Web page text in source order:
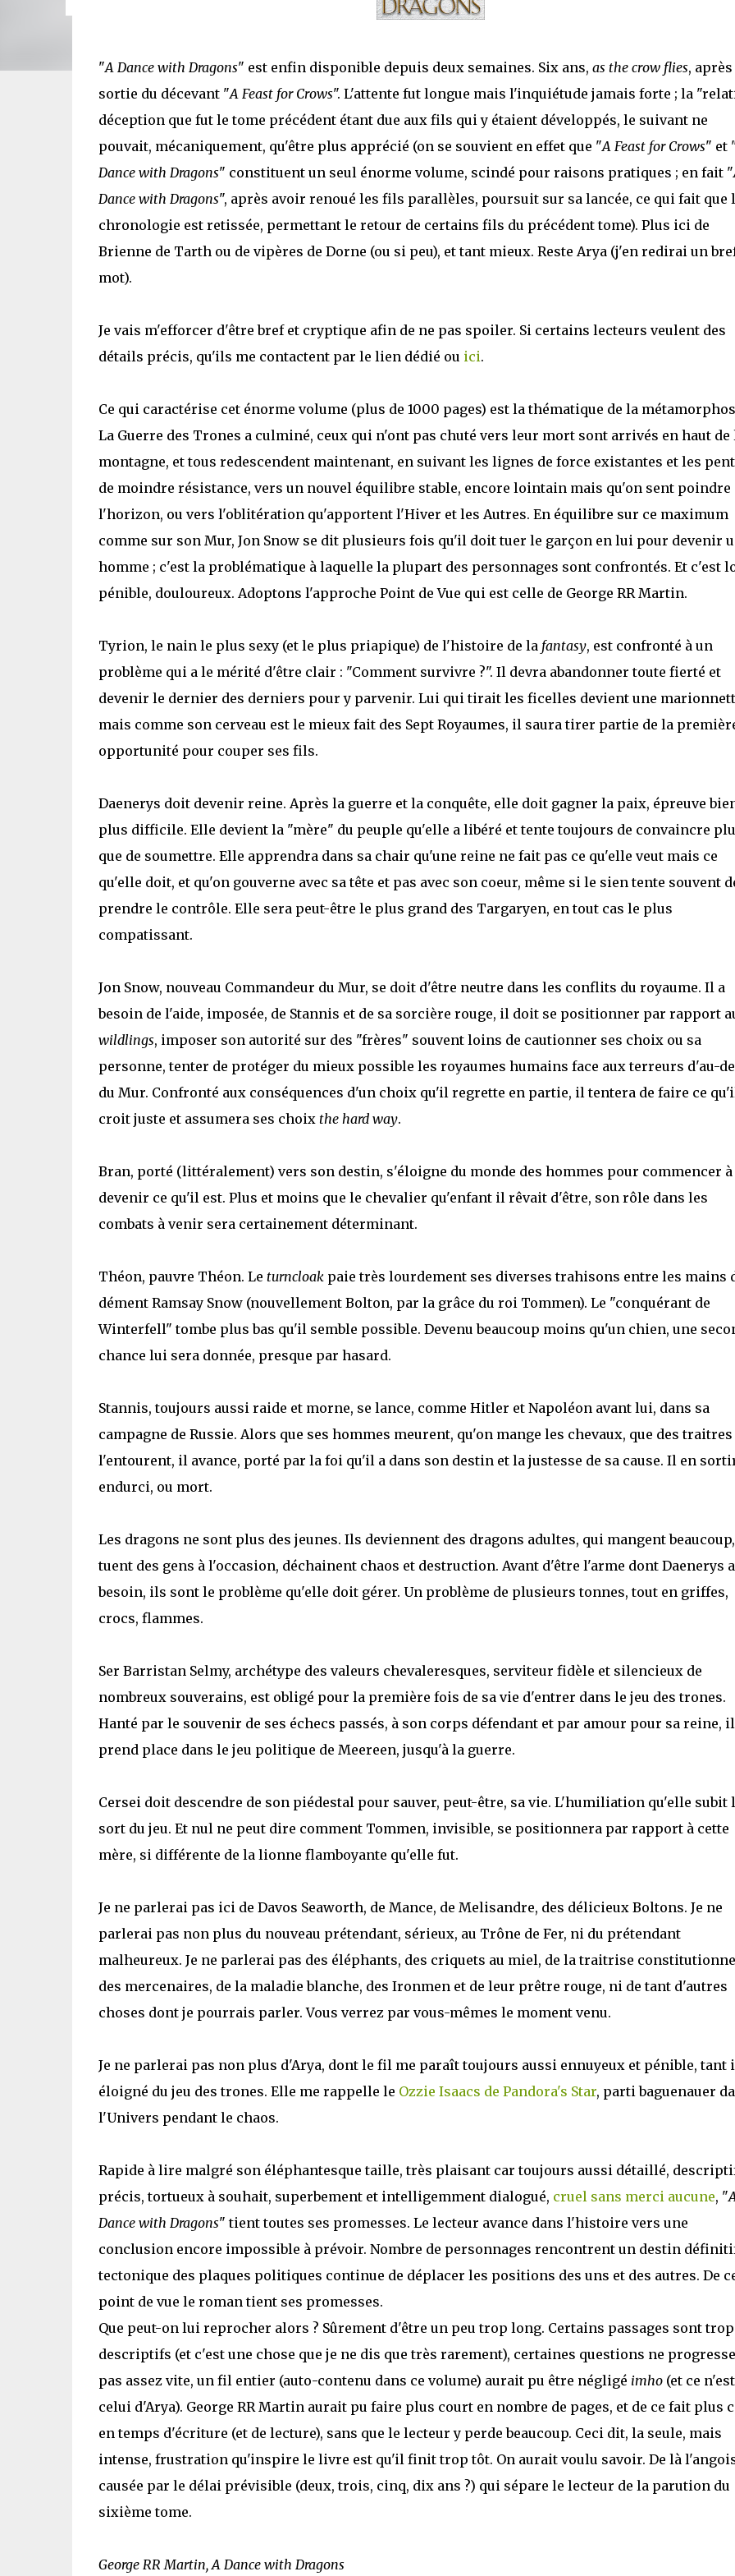
"A Dance with Dragons" est enfin disponible depuis deux semaines. Six ans, as the crow flies,
sortie du décevant "A Feast for Crows". L'attente fut longue mais l'inquiétude jamais forte ; la
déception que fut le tome précédent étant due aux fils qui y étaient développés, le suivant ne
pouvait, mécaniquement, qu'être plus apprécié (on se souvient en effet que "A Feast for Crows" et
Dance with Dragons" constituent un seul énorme volume, scindé pour raisons pratiques ; en fait "
Dance with Dragons", après avoir renoué les fils parallèles, poursuit sur sa lancée, ce qui fait que
chronologie est retissée, permettant le retour de certains fils du précédent tome). Plus ici de
Brienne de Tarth ou de vipères de Dorne (ou si peu), et tant mieux. Reste Arya (j'en redirai un
mot).
Je vais m'efforcer d'être bref et cryptique afin de ne pas spoiler. Si certains lecteurs veulent des
détails précis, qu'ils me contactent par le lien dédié ou ici.
Ce qui caractérise cet énorme volume (plus de 1000 pages) est la thématique de la
La Guerre des Trones a culminé, ceux qui n'ont pas chuté vers leur mort sont arrivés en haut de
montagne, et tous redescendent maintenant, en suivant les lignes de force existantes et les
de moindre résistance, vers un nouvel équilibre stable, encore lointain mais qu'on sent poindre
l'horizon, ou vers l'oblitération qu'apportent l'Hiver et les Autres. En équilibre sur ce maximum
comme sur son Mur, Jon Snow se dit plusieurs fois qu'il doit tuer le garçon en lui pour devenir
homme ; c'est la problématique à laquelle la plupart des personnages sont confrontés. Et c'est
pénible, douloureux. Adoptons l'approche Point de Vue qui est celle de George RR Martin.
Tyrion, le nain le plus sexy (et le plus priapique) de l'histoire de la fantasy, est confronté à un
problème qui a le mérité d'être clair : "Comment survivre ?". Il devra abandonner toute fierté et
devenir le dernier des derniers pour y parvenir. Lui qui tirait les ficelles devient une
mais comme son cerveau est le mieux fait des Sept Royaumes, il saura tirer partie de la
opportunité pour couper ses fils.
Daenerys doit devenir reine. Après la guerre et la conquête, elle doit gagner la paix, épreuve
plus difficile. Elle devient la "mère" du peuple qu'elle a libéré et tente toujours de convaincre
que de soumettre. Elle apprendra dans sa chair qu'une reine ne fait pas ce qu'elle veut mais ce
qu'elle doit, et qu'on gouverne avec sa tête et pas avec son coeur, même si le sien tente souvent
prendre le contrôle. Elle sera peut-être le plus grand des Targaryen, en tout cas le plus
compatissant.
Jon Snow, nouveau Commandeur du Mur, se doit d'être neutre dans les conflits du royaume. Il a
besoin de l'aide, imposée, de Stannis et de sa sorcière rouge, il doit se positionner par rapport
wildlings, imposer son autorité sur des "frères" souvent loins de cautionner ses choix ou sa
personne, tenter de protéger du mieux possible les royaumes humains face aux terreurs d'au-
du Mur. Confronté aux conséquences d'un choix qu'il regrette en partie, il tentera de faire ce
croit juste et assumera ses choix the hard way.
Bran, porté (littéralement) vers son destin, s'éloigne du monde des hommes pour commencer à
devenir ce qu'il est. Plus et moins que le chevalier qu'enfant il rêvait d'être, son rôle dans les
combats à venir sera certainement déterminant.
Théon, pauvre Théon. Le turncloakpaie très lourdement ses diverses trahisons entre les mains
dément Ramsay Snow (nouvellement Bolton, par la grâce du roi Tommen). Le "conquérant de
Winterfell" tombe plus bas qu'il semble possible. Devenu beaucoup moins qu'un chien, une
chance lui sera donnée, presque par hasard.
Stannis, toujours aussi raide et morne, se lance, comme Hitler et Napoléon avant lui, dans sa
campagne de Russie. Alors que ses hommes meurent, qu'on mange les chevaux, que des traitres
l'entourent, il avance, porté par la foi qu'il a dans son destin et la justesse de sa cause. Il en
endurci, ou mort.
Les dragons ne sont plus des jeunes. Ils deviennent des dragons adultes, qui mangent beaucoup,
tuent des gens à l'occasion, déchainent chaos et destruction. Avant d'être l'arme dont Daenerys a
besoin, ils sont le problème qu'elle doit gérer. Un problème de plusieurs tonnes, tout en griffes,
crocs, flammes.
Ser Barristan Selmy, archétype des valeurs chevaleresques, serviteur fidèle et silencieux de
nombreux souverains, est obligé pour la première fois de sa vie d'entrer dans le jeu des trones.
Hanté par le souvenir de ses échecs passés, à son corps défendant et par amour pour sa reine, il
prend place dans le jeu politique de Meereen, jusqu'à la guerre.
Cersei doit descendre de son piédestal pour sauver, peut-être, sa vie. L'humiliation qu'elle subit
sort du jeu. Et nul ne peut dire comment Tommen, invisible, se positionnera par rapport à cette
mère, si différente de la lionne flamboyante qu'elle fut.
Je ne parlerai pas ici de Davos Seaworth, de Mance, de Melisandre, des délicieux Boltons. Je ne
parlerai pas non plus du nouveau prétendant, sérieux, au Trône de Fer, ni du prétendant
malheureux. Je ne parlerai pas des éléphants, des criquets au miel, de la traitrise
des mercenaires, de la maladie blanche, des Ironmen et de leur prêtre rouge, ni de tant d'autres
choses dont je pourrais parler. Vous verrez par vous-mêmes le moment venu.
Je ne parlerai pas non plus d'Arya, dont le fil me paraît toujours aussi ennuyeux et pénible, tant
éloigné du jeu des trones. Elle me rappelle le Ozzie Isaacs de Pandora's Star, parti baguenauer
l'Univers pendant le chaos.
Rapide à lire malgré son éléphantesque taille, très plaisant car toujours aussi détaillé,
précis, tortueux à souhait, superbement et intelligemment dialogué, cruel sans merci aucune, "
Dance with Dragons" tient toutes ses promesses. Le lecteur avance dans l'histoire vers une
conclusion encore impossible à prévoir. Nombre de personnages rencontrent un destin
tectonique des plaques politiques continue de déplacer les positions des uns et des autres. De
point de vue le roman tient ses promesses.
Que peut-on lui reprocher alors ? Sûrement d'être un peu trop long. Certains passages sont trop
descriptifs (et c'est une chose que je ne dis que très rarement), certaines questions ne
pas assez vite, un fil entier (auto-contenu dans ce volume) aurait pu être négligé imho(et ce
celui d'Arya). George RR Martin aurait pu faire plus court en nombre de pages, et de ce fait plus
en temps d'écriture (et de lecture), sans que le lecteur y perde beaucoup. Ceci dit, la seule, mais
intense, frustration qu'inspire le livre est qu'il finit trop tôt. On aurait voulu savoir. De là
causée par le délai prévisible (deux, trois, cinq, dix ans ?) qui sépare le lecteur de la parution du
sixième tome.
George RR Martin, A Dance with Dragons